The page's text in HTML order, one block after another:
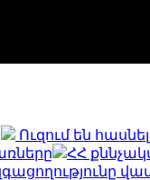
Ուզում են
ՀՀ